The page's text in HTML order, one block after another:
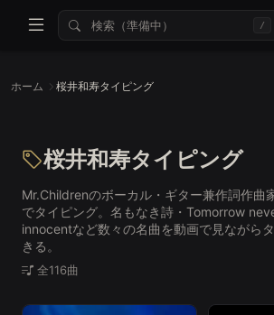
/
ホーム 桜井和寿タイピング
桜井和寿タイピング
Mr.Childrenのボーカル・ギター兼作詞作曲
でタイピング。名もなき詩・Tomorrow
innocentなど数々の名曲を動画で見ながら
きる。
全116曲